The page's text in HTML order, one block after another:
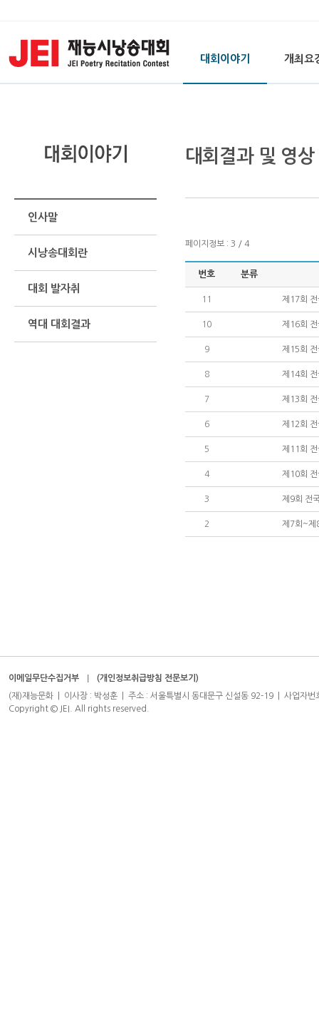
대회이야기 개최요
인사말
시낭송대회란
대회 발자취
역대 대회결과
대회결과 및 영상
페이지정보 : 3 / 4
번호 분류
11 제17회 전
10 제16회 전
9 제15회 전
8 제14회 전
7 제13회 전
6 제12회 전
5 제11회 전
4 제10회 전
3 제9회 전
2 제7회~제
이메일무단수집거부 (개인정보취급방침 전문보기)
(재)재능문화 | 이사장 : 박성훈 | 주소 : 서울특별시 동대문구 신설동 92-19 | 사
Copyright © JEI. All rights reserved.